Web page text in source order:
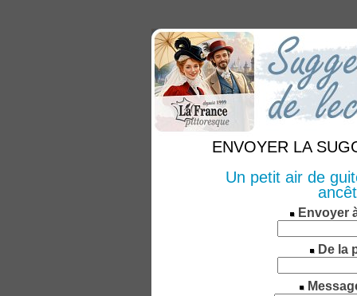
ENVOYER LA
Un petit air de
Envoyer
De la